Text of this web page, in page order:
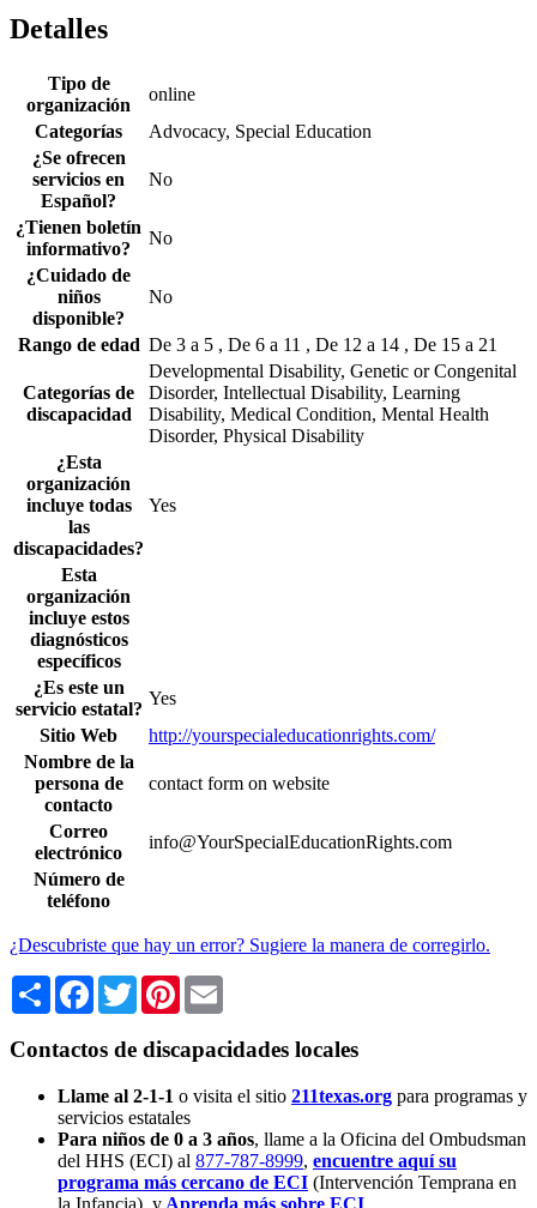
Detalles
Tipo de
organización
online
Categorías
Advocacy, Special Education
¿Se ofrecen
servicios en
Español?
No
¿Tienen boletín
informativo?
No
¿Cuidado de
niños
disponible?
No
Rango de edad De 3 a 5 , De 6 a 11 , De 12 a 14 , De 15 a 21
Categorías de
discapacidad
Developmental Disability, Genetic or Congenital
Disorder, Intellectual Disability, Learning
Disability, Medical Condition, Mental Health
Disorder, Physical Disability
¿Esta
organización
incluye todas
las
discapacidades?
Yes
Esta
organización
incluye estos
diagnósticos
específicos
¿Es este un
servicio estatal?
Yes
Sitio Web
http://yourspecialeducationrights.com/
Nombre de la
persona de
contacto
contact form on website
Correo
electrónico
info@YourSpecialEducationRights.com
Número de
teléfono
¿Descubriste que hay un error? Sugiere la manera de corregirlo.
Share Facebook
TwitterPinterest
Contactos de discapacidades locales
Llame al 2-1-1 o visita el sitio 211texas.org para programas y
servicios estatales
Para niños de 0 a 3 años, llame a la Oficina del Ombudsman
del HHS (ECI) al 877-787-8999, encuentre aquí su
programa más cercano de ECI (Intervención Temprana en
la Infancia), y Aprenda más sobre ECI